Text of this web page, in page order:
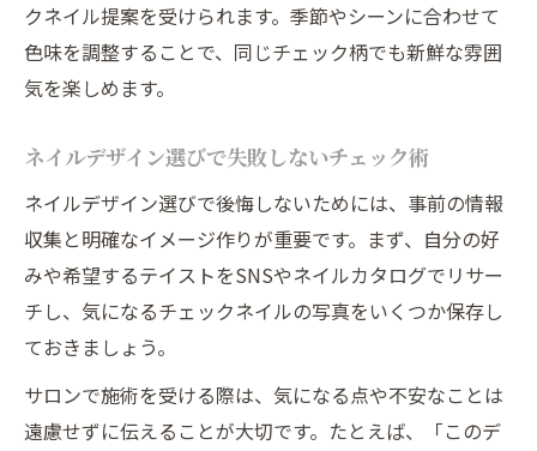
クネイル提案を受けられます。季節やシーンに合わせて
色味を調整することで、同じチェック柄でも新鮮な雰囲
気を楽しめます。
ネイルデザイン選びで失敗しないチェック術
ネイルデザイン選びで後悔しないためには、事前の情報
収集と明確なイメージ作りが重要です。まず、自分の好
みや希望するテイストをSNSやネイルカタログでリサー
チし、気になるチェックネイルの写真をいくつか保存し
ておきましょう。
サロンで施術を受ける際は、気になる点や不安なことは
遠慮せずに伝えることが大切です。たとえば、「このデ